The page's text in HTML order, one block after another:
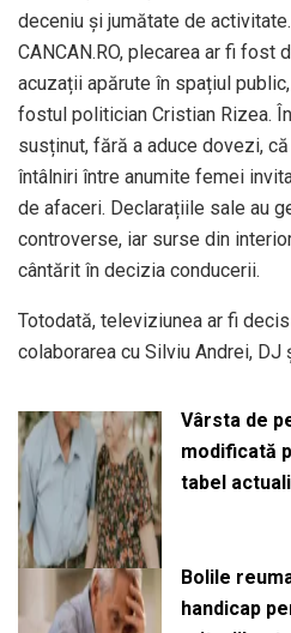
deceniu și jumătate de
CANCAN.RO, plecarea ar fi fost
acuzații apărute în spațiul
fostul politician Cristian Rizea.
susținut, fără a aduce dovezi,
întâlniri între anumite femei
de afaceri. Declarațiile sale au
controverse, iar surse din
cântărit în decizia conducerii.
Totodată, televiziunea ar fi
colaborarea cu Silviu Andrei,
Vârsta de
modificată
tabel
Bolile
handicap